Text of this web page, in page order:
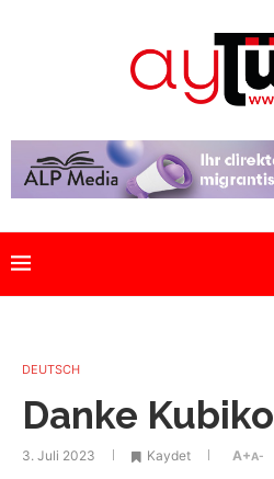
DEUTSCH
Danke
3. Juli 2023 Kaydet A+A-